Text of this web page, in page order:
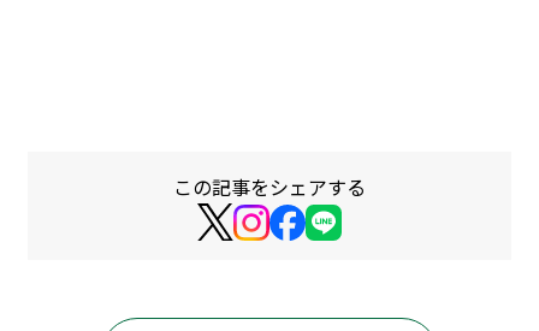
この記事をシェアする